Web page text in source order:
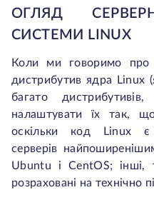
ОГЛЯД
СИСТЕМИ LINUX
Коли ми говоримо
дистрибутив ядра Linux
багато
налаштувати їх так,
оскільки код Linux є
серверів
Ubuntu і CentOS; інші,
розраховані на технічно